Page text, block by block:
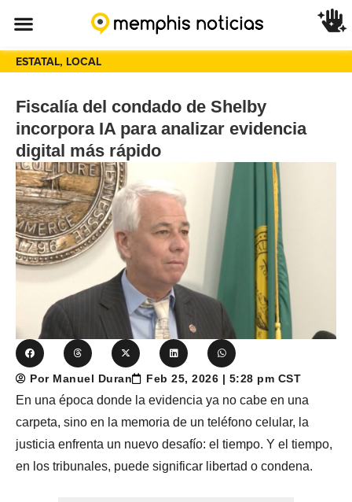
ESTATAL, LOCAL
Fiscalía del condado de Shelby
incorpora IA para analizar evidencia
digital más rápido
Por Manuel Duran Feb 25, 2026 | 5:28 pm CST
En una época donde la evidencia ya no cabe en una
carpeta, sino en la memoria de un teléfono celular, la
justicia enfrenta un nuevo desafío: el tiempo. Y el tiempo,
en los tribunales, puede significar libertad o condena.